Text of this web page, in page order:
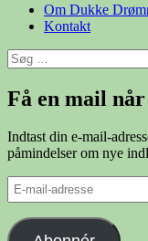
Om Dukke
Kontakt
Søg
efter:
Få en mail
Indtast din e-mail-
påmindelser om nye
E-
mail-
adresse